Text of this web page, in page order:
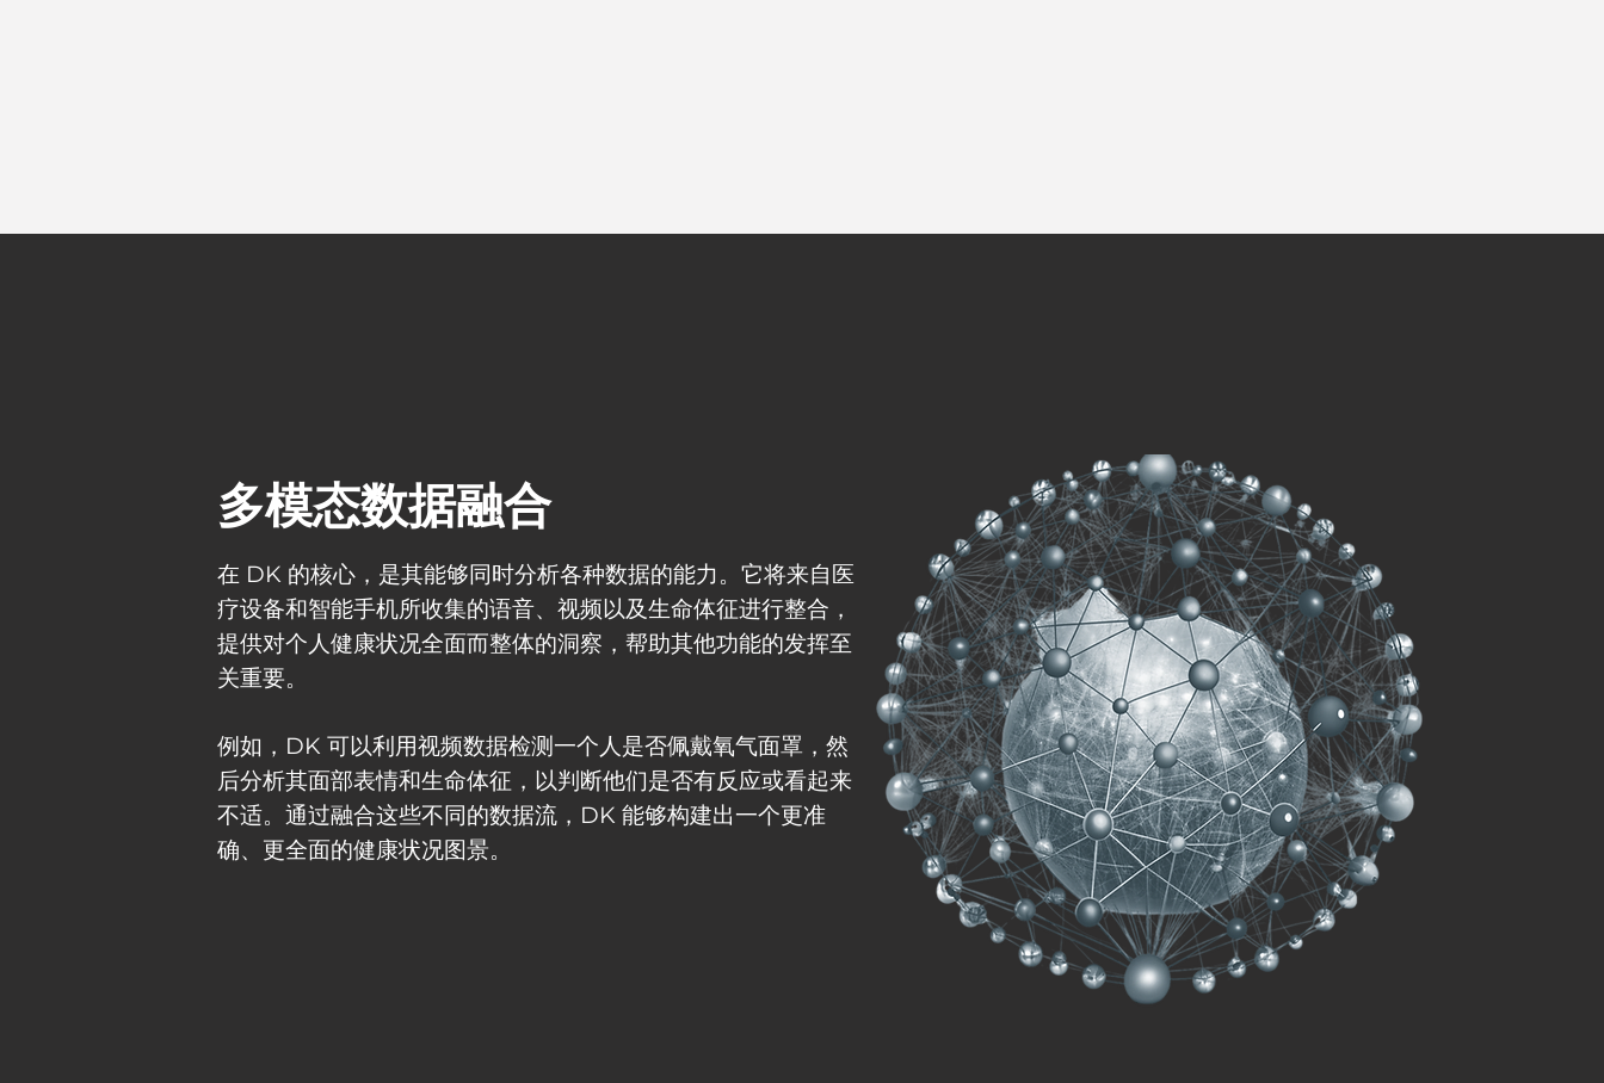
多模态数据融合
在 DK 的核心，是其能够同时分析各种数据的能力。它将来自医
疗设备和智能手机所收集的语音、视频以及生命体征进行整合，
提供对个人健康状况全面而整体的洞察，帮助其他功能的发挥至
关重要。
例如，DK 可以利用视频数据检测一个人是否佩戴氧气面罩，然
后分析其面部表情和生命体征，以判断他们是否有反应或看起来
不适。通过融合这些不同的数据流，DK 能够构建出一个更准
确、更全面的健康状况图景。